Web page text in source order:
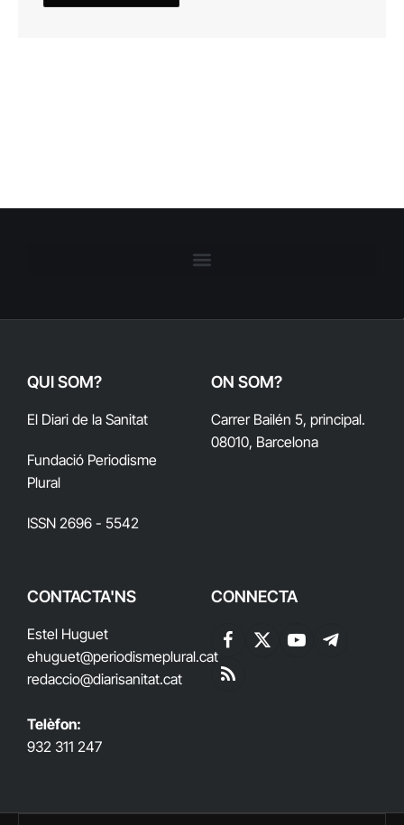
QUI SOM?
El Diari de la Sanitat
Fundació Periodisme
Plural
ISSN 2696 - 5542
ON SOM?
Carrer Bailén 5, principal.
08010, Barcelona
CONTACTA'NS
Estel Huguet
ehuguet@periodismeplural.cat
redaccio@diarisanitat.cat
Telèfon:
932 311 247
CONNECTA
Facebook
X
YouTubeTelegram
RSS